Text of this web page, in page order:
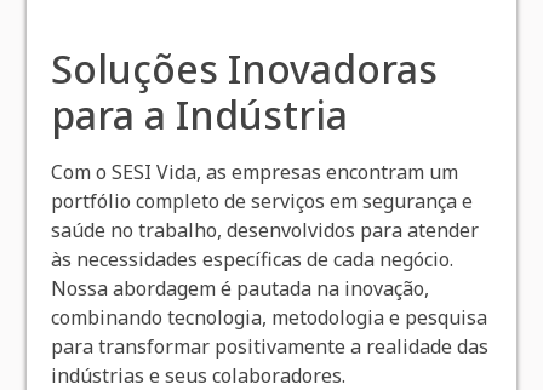
Soluções Inovadoras
para a Indústria
Com o SESI Vida, as empresas encontram um
portfólio completo de serviços em segurança e
saúde no trabalho, desenvolvidos para atender
às necessidades específicas de cada negócio.
Nossa abordagem é pautada na inovação,
combinando tecnologia, metodologia e pesquisa
para transformar positivamente a realidade das
indústrias e seus colaboradores.